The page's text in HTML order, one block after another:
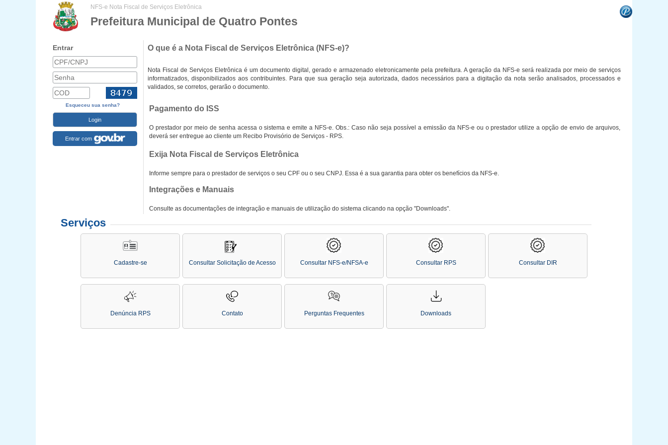
NFS-e Nota Fiscal de Serviços Eletrônica
Prefeitura Municipal de Quatro Pontes
Entrar
Esqueceu sua senha?
Entrar com
O que é a Nota Fiscal de Serviços Eletrônica (NFS-e)?
Nota Fiscal de Serviços Eletrônica é um documento digital, gerado e armazenado eletronicamente pela prefeitura. A geração da NFS-e será realizada por meio de serviços
informatizados, disponibilizados aos contribuintes. Para que sua geração seja autorizada, dados necessários para a digitação da nota serão analisados, processados e
validados, se corretos, gerarão o documento.
Pagamento do ISS
O prestador por meio de senha acessa o sistema e emite a NFS-e. Obs.: Caso não seja possível a emissão da NFS-e ou o prestador utilize a opção de envio de arquivos,
deverá ser entregue ao cliente um Recibo Provisório de Serviços - RPS.
Exija Nota Fiscal de Serviços Eletrônica
Informe sempre para o prestador de serviços o seu CPF ou o seu CNPJ. Essa é a sua garantia para obter os benefícios da NFS-e.
Integrações e Manuais
Consulte as documentações de integração e manuais de utilização do sistema clicando na opção "Downloads".
Serviços
Cadastre-se Consultar Solicitação de Acesso Consultar NFS-e/NFSA-e Consultar RPS Consultar DIR
Denúncia RPS Contato Perguntas Frequentes Downloads